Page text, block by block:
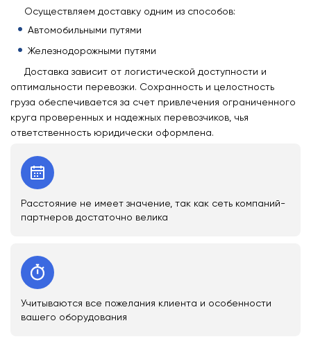
Осуществляем доставку одним из способов:
Автомобильными путями
Железнодорожными путями
Доставка зависит от логистической доступности и
оптимальности перевозки. Сохранность и целостность
груза обеспечивается за счет привлечения ограниченного
круга проверенных и надежных перевозчиков, чья
ответственность юридически оформлена.
Расстояние не имеет значение, так как сеть компаний-
партнеров достаточно велика
Учитываются все пожелания клиента и особенности
вашего оборудования